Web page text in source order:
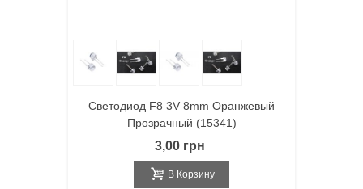
Светодиод F8 3V 8mm Оранжевый
Прозрачный (15341)
3,00 грн
В Корзину